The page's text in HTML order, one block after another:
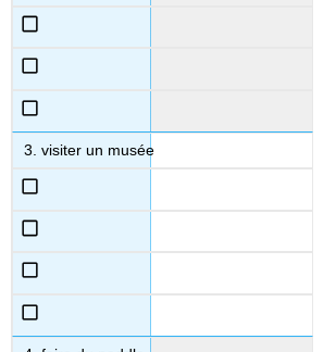
visiter un musée